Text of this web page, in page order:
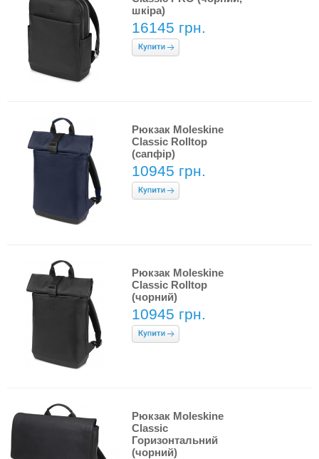
шкіра)
16145 грн.
Рюкзак Moleskine
Classic Rolltop
(сапфір)
10945 грн.
Рюкзак Moleskine
Classic Rolltop
(чорний)
10945 грн.
Рюкзак Moleskine
Classic
Горизонтальний
(чорний)